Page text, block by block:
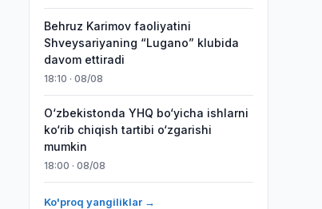
Behruz Karimov faoliyatini
Shveysariyaning “Lugano” klubida
davom ettiradi
18:10 · 08/08
O‘zbekistonda YHQ bo‘yicha ishlarni
ko‘rib chiqish tartibi o‘zgarishi
mumkin
18:00 · 08/08
Ko'proq yangiliklar →